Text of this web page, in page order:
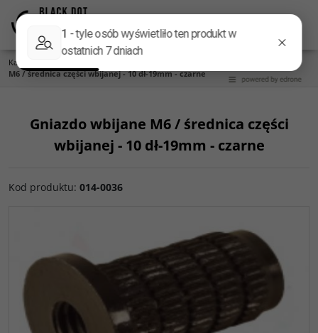
MenuPanel
Kategoria główna
M6 / średnica części wbijanej - 10 dł-19mm - czarne
Gniazdo wbijane M6 / średnica części
wbijanej - 10 dł-19mm - czarne
Kod produktu: 014-0036